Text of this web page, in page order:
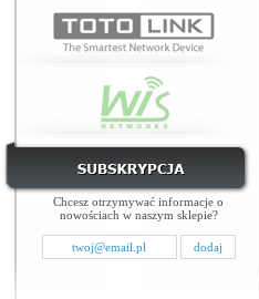
Chcesz otrzymywać informacje o
nowościach w naszym sklepie?